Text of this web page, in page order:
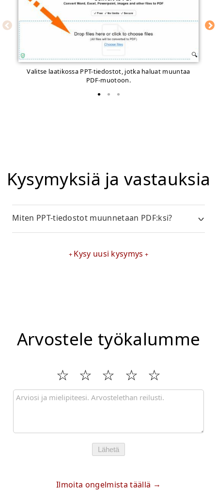
Valitse laatikossa PPT-tiedostot, jotka haluat muuntaa
PDF-muotoon.
Kysymyksiä ja vastauksia
Miten PPT-tiedostot muunnetaan PDF:ksi?
Kysy uusi kysymys
Arvostele työkalumme
Lähetä
Ilmoita ongelmista täällä